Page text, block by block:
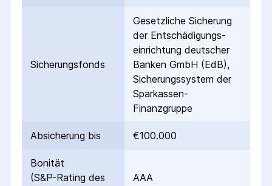
Sicherungs­fonds
Gesetzliche Sicherung
der Entschädigungs­
einrichtung deutscher
Banken GmbH (EdB),
Sicherungssystem der
Sparkassen-
Finanzgruppe
Absicherung bis €100.000
Bonität
(S&P-Rating des
AAA